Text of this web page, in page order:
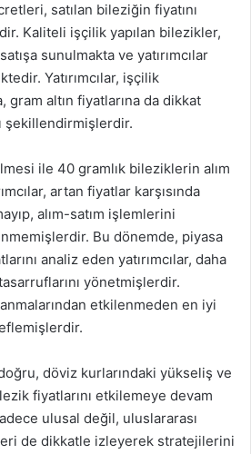
satılan bileziğin fiyatını
Kaliteli işçilik yapılan bilezikler,
sunulmakta ve yatırımcılar
Yatırımcılar, işçilik
gram altın fiyatlarına da dikkat
şekillendirmişlerdir.
ile 40 gramlık bileziklerin alım
artan fiyatlar karşısında
alım-satım işlemlerini
Bu dönemde, piyasa
analiz eden yatırımcılar, daha
yönetmişlerdir.
etkilenmeden en iyi
doğru, döviz kurlarındaki yükseliş ve
fiyatlarını etkilemeye devam
ulusal değil, uluslararası
de dikkatle izleyerek stratejilerini